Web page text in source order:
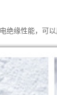
绝缘性能，可